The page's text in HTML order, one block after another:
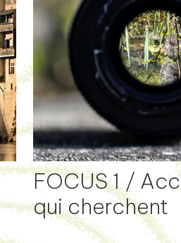
FOCUS 1 /
qui cherchent